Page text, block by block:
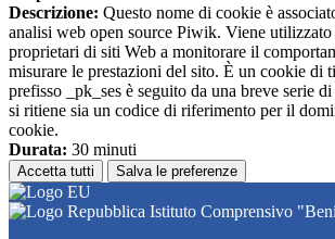
Descrizione: Questo nome di cookie è
analisi web open source Piwik. Viene utilizzato
proprietari di siti Web a monitorare il
misurare le prestazioni del sito. È un cookie di
prefisso _pk_ses è seguito da una breve serie
si ritiene sia un codice di riferimento per il
cookie.
Durata: 30 minuti
Accetta tutti Salva le preferenze
Istituto Comprensivo